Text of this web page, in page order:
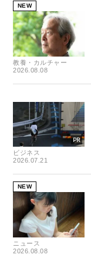
NEW
教養・カルチャー
2026.08.08
ビジネス
2026.07.21
NEW
ニュース
2026.08.08